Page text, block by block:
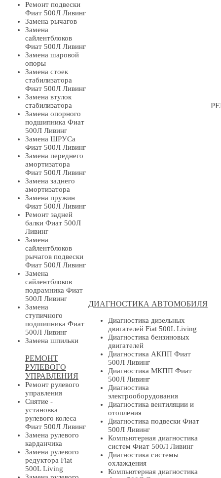
Ремонт подвески
Фиат 500Л Ливинг
Замена рычагов
Замена
сайлентблоков
Фиат 500Л Ливинг
Замена шаровой
опоры
Замена стоек
стабилизатора
Фиат 500Л Ливинг
Замена втулок
стабилизатора
Замена опорного
подшипника Фиат
500Л Ливинг
Замена ШРУСа
Фиат 500Л Ливинг
Замена переднего
амортизатора
Фиат 500Л Ливинг
Замена заднего
амортизатора
Замена пружин
Фиат 500Л Ливинг
Ремонт задней
балки Фиат 500Л
Ливинг
Замена
сайлентблоков
рычагов подвески
Фиат 500Л Ливинг
Замена
сайлентблоков
подрамника Фиат
500Л Ливинг
Замена
ступичного
подшипника Фиат
500Л Ливинг
Замена шпильки
РЕМОНТ
РУЛЕВОГО
УПРАВЛЕНИЯ
Ремонт рулевого
управления
Снятие -
установка
рулевого колеса
Фиат 500Л Ливинг
Замена рулевого
карданчика
Замена рулевого
редуктора Fiat
500L Living
ДИАГНОСТИКА АВТОМОБИЛЯ
Диагностика дизельных
двигателей Fiat 500L Living
Диагностика бензиновых
двигателей
Диагностика АКПП Фиат
500Л Ливинг
Диагностика МКПП Фиат
500Л Ливинг
Диагностика
электрооборудования
Диагностика вентиляции и
отопления
Диагностика подвески Фиат
500Л Ливинг
Компьютерная диагностика
систем Фиат 500Л Ливинг
Диагностика системы
охлаждения
Компьютерная диагностика